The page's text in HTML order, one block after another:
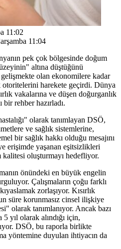
11:02
11:04
pek çok bölgesinde doğum
altına düştüğünü
olan ekonomilere kadar
harekete geçirdi. Dünya
vakalarına ve düşen doğurganlık
bir rehber hazırladı.
olarak tanımlayan DSÖ,
ve sağlık sistemlerine,
bir sağlık hakkı olduğu mesajını
erişimde yaşanan eşitsizlikleri
oluşturmayı hedefliyor.
önündeki en büyük engelin
Çalışmaların çoğu farklı
zorlaşıyor. Kısırlık
süre korunmasız cinsel ilişkiye
olarak tanımlanıyor. Ancak bazı
yıl olarak alındığı için,
DSÖ, bu raporla birlikte
yöntemine duyulan ihtiyacın da